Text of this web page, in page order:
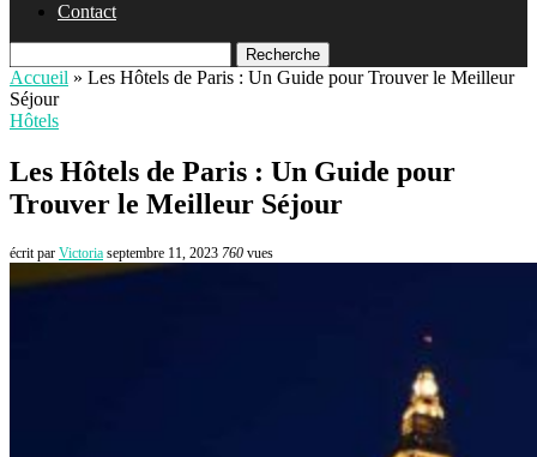
Contact
Recherche
Accueil » Les Hôtels de Paris : Un Guide pour Trouver le Meilleur
Séjour
Hôtels
Les Hôtels de Paris : Un Guide pour
Trouver le Meilleur Séjour
écrit par Victoria septembre 11, 2023 760 vues